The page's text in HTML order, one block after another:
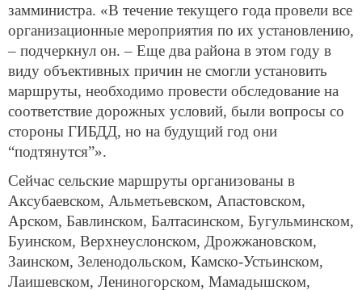
замминистра. «В течение текущего года провели все
организационные мероприятия по их установлению,
– подчеркнул он. – Еще два района в этом году в
виду объективных причин не смогли установить
маршруты, необходимо провести обследование на
соответствие дорожных условий, были вопросы со
стороны ГИБДД, но на будущий год они
“подтянутся”».
Сейчас сельские маршруты организованы в
Аксубаевском, Альметьевском, Апастовском,
Арском, Бавлинском, Балтасинском, Бугульминском,
Буинском, Верхнеуслонском, Дрожжановском,
Заинском, Зеленодольском, Камско-Устьинском,
Лаишевском, Лениногорском, Мамадышском,